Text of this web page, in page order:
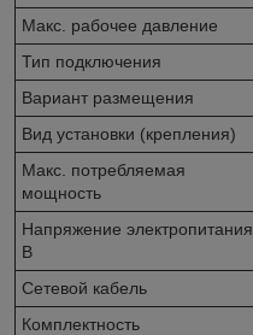
Макс. рабочее давление
Тип подключения
Вариант размещения
Вид установки (крепления)
Макс. потребляемая
мощность
Напряжение электропитания,
В
Сетевой кабель
Комплектность